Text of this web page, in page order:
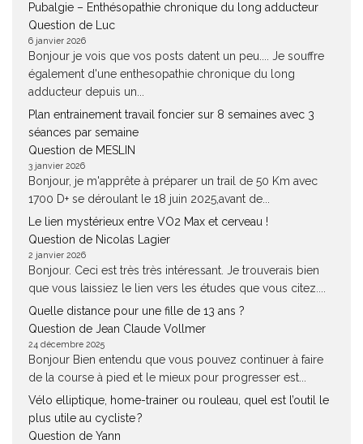
Pubalgie – Enthésopathie chronique du long adducteur
Question de Luc
6 janvier 2026
Bonjour je vois que vos posts datent un peu.... Je souffre
également d'une enthesopathie chronique du long
adducteur depuis un...
Plan entrainement travail foncier sur 8 semaines avec 3
séances par semaine
Question de MESLIN
3 janvier 2026
Bonjour, je m'apprête à préparer un trail de 50 Km avec
1700 D+ se déroulant le 18 juin 2025,avant de...
Le lien mystérieux entre VO2 Max et cerveau !
Question de Nicolas Lagier
2 janvier 2026
Bonjour. Ceci est très très intéressant. Je trouverais bien
que vous laissiez le lien vers les études que vous citez....
Quelle distance pour une fille de 13 ans ?
Question de Jean Claude Vollmer
24 décembre 2025
Bonjour Bien entendu que vous pouvez continuer à faire
de la course à pied et le mieux pour progresser est...
Vélo elliptique, home-trainer ou rouleau, quel est l’outil le
plus utile au cycliste ?
Question de Yann